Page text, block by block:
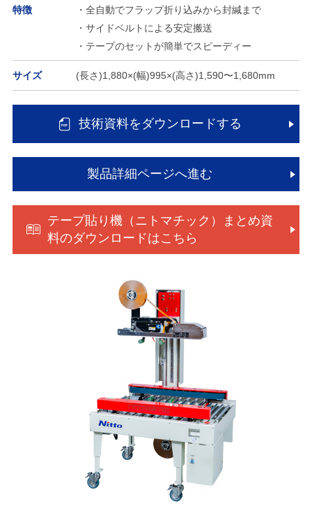
特徴
・全自動でフラップ折り込みから封緘まで
・サイドベルトによる安定搬送
・テープのセットが簡単でスピーディー
サイズ (長さ)1,880×(幅)995×(高さ)1,590〜1,680mm
技術資料をダウンロードする
製品詳細ページへ進む
テープ貼り機（ニトマチック）まとめ資
料のダウンロードはこちら